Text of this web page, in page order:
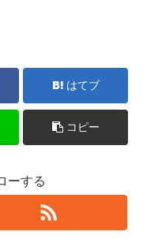
はてブ
コピー
ーする